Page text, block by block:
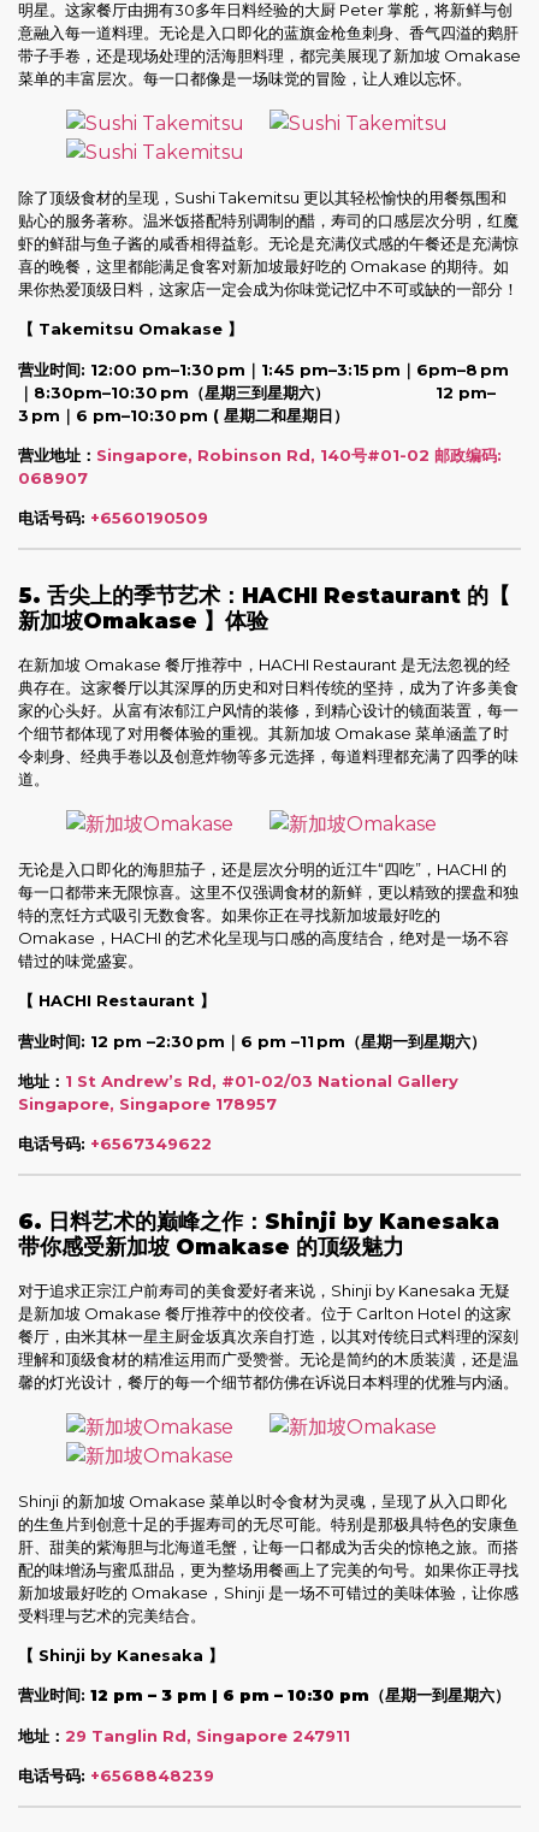
明星。这家餐厅由拥有30多年日料经验的大厨 Peter 掌舵，将新鲜与创
意融入每一道料理。无论是入口即化的蓝旗金枪鱼刺身、香气四溢的鹅肝
带子手卷，还是现场处理的活海胆料理，都完美展现了新加坡 Omakase
菜单的丰富层次。每一口都像是一场味觉的冒险，让人难以忘怀。
除了顶级食材的呈现，Sushi Takemitsu 更以其轻松愉快的用餐氛围和
贴心的服务著称。温米饭搭配特别调制的醋，寿司的口感层次分明，红魔
虾的鲜甜与鱼子酱的咸香相得益彰。无论是充满仪式感的午餐还是充满惊
喜的晚餐，这里都能满足食客对新加坡最好吃的 Omakase 的期待。如
果你热爱顶级日料，这家店一定会成为你味觉记忆中不可或缺的一部分！
【 Takemitsu Omakase 】
营业时间: 12:00 pm–1:30 pm｜1:45 pm–3:15 pm｜6pm–8 pm
｜8:30pm–10:30 pm（星期三到星期六） 12 pm–
3 pm｜6 pm–10:30 pm ( 星期二和星期日）
营业地址： Singapore, Robinson Rd, 140号#01-02 邮政编码:
068907
电话号码: +6560190509
5. 舌尖上的季节艺术：HACHI Restaurant 的【
新加坡Omakase 】体验
在新加坡 Omakase 餐厅推荐中，HACHI Restaurant 是无法忽视的经
典存在。这家餐厅以其深厚的历史和对日料传统的坚持，成为了许多美食
家的心头好。从富有浓郁江户风情的装修，到精心设计的镜面装置，每一
个细节都体现了对用餐体验的重视。其新加坡 Omakase 菜单涵盖了时
令刺身、经典手卷以及创意炸物等多元选择，每道料理都充满了四季的味
道。
无论是入口即化的海胆茄子，还是层次分明的近江牛“四吃”，HACHI 的
每一口都带来无限惊喜。这里不仅强调食材的新鲜，更以精致的摆盘和独
特的烹饪方式吸引无数食客。如果你正在寻找新加坡最好吃的
Omakase，HACHI 的艺术化呈现与口感的高度结合，绝对是一场不容
错过的味觉盛宴。
【 HACHI Restaurant 】
营业时间: 12 pm –2:30 pm｜6 pm –11 pm （星期一到星期六）
地址： 1 St Andrew’s Rd, #01-02/03 National Gallery
Singapore, Singapore 178957
电话号码: +6567349622
6. 日料艺术的巅峰之作：Shinji by Kanesaka
带你感受新加坡 Omakase 的顶级魅力
对于追求正宗江户前寿司的美食爱好者来说，Shinji by Kanesaka 无疑
是新加坡 Omakase 餐厅推荐中的佼佼者。位于 Carlton Hotel 的这家
餐厅，由米其林一星主厨金坂真次亲自打造，以其对传统日式料理的深刻
理解和顶级食材的精准运用而广受赞誉。无论是简约的木质装潢，还是温
馨的灯光设计，餐厅的每一个细节都仿佛在诉说日本料理的优雅与内涵。
Shinji 的新加坡 Omakase 菜单以时令食材为灵魂，呈现了从入口即化
的生鱼片到创意十足的手握寿司的无尽可能。特别是那极具特色的安康鱼
肝、甜美的紫海胆与北海道毛蟹，让每一口都成为舌尖的惊艳之旅。而搭
配的味增汤与蜜瓜甜品，更为整场用餐画上了完美的句号。如果你正寻找
新加坡最好吃的 Omakase，Shinji 是一场不可错过的美味体验，让你感
受料理与艺术的完美结合。
【 Shinji by Kanesaka 】
营业时间: 12 pm – 3 pm | 6 pm – 10:30 pm（星期一到星期六）
地址： 29 Tanglin Rd, Singapore 247911
电话号码: +6568848239